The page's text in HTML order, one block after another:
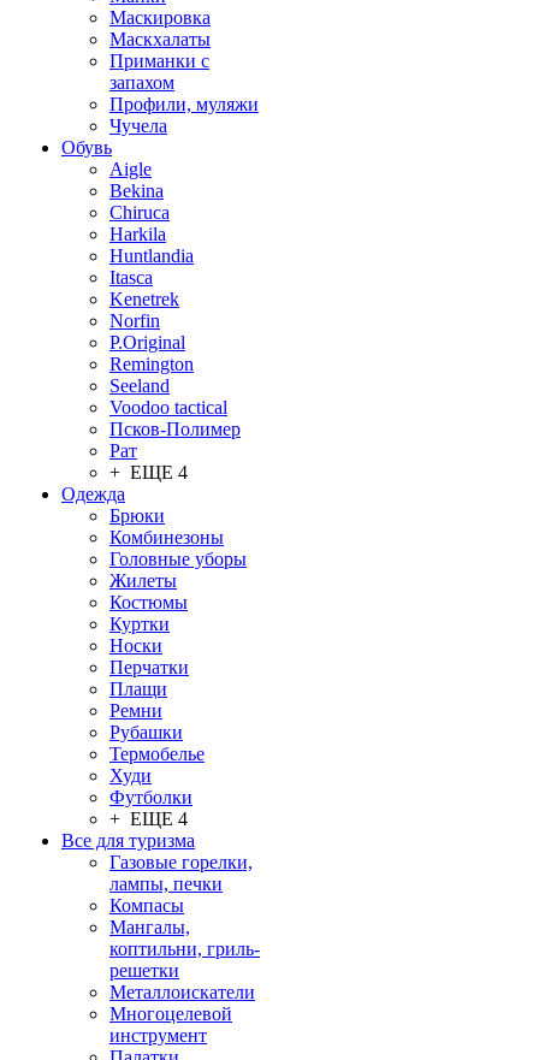
Маскировка
Маскхалаты
Приманки с
запахом
Профили, муляжи
Чучела
Обувь
Aigle
Bekina
Chiruсa
Harkila
Huntlandia
Itasca
Kenetrek
Norfin
P.Original
Remington
Seeland
Voodoo tactical
Псков-Полимер
Рат
+ ЕЩЕ 4
Одежда
Брюки
Комбинезоны
Головные уборы
Жилеты
Костюмы
Куртки
Носки
Перчатки
Плащи
Ремни
Рубашки
Термобелье
Худи
Футболки
+ ЕЩЕ 4
Все для туризма
Газовые горелки,
лампы, печки
Компасы
Мангалы,
коптильни, гриль-
решетки
Металлоискатели
Многоцелевой
инструмент